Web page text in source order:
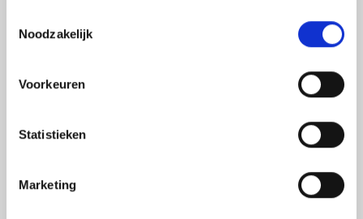
Noodzakelijk
Voorkeuren
Statistieken
Marketing